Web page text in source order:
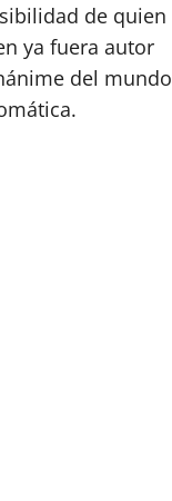
de quien
ya fuera autor
del mundo